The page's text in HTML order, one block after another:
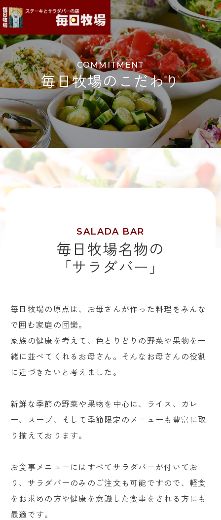
COMMITMENT
毎日牧場のこだわり
SALADA BAR
毎日牧場名物の
「サラダバー」
毎日牧場の原点は、お母さんが作った料理をみんな
で囲む家庭の団欒。
家族の健康を考えて、色とりどりの野菜や果物を一
緒に並べてくれるお母さん。そんなお母さんの役割
に近づきたいと考えました。
新鮮な季節の野菜や果物を中心に、ライス、カレ
ー、スープ、そして季節限定のメニューも豊富に取
り揃えております。
お食事メニューにはすべてサラダバーが付いてお
り、サラダバーのみのご注文も可能ですので、軽食
をお求めの方や健康を意識した食事をされる方にも
最適です。